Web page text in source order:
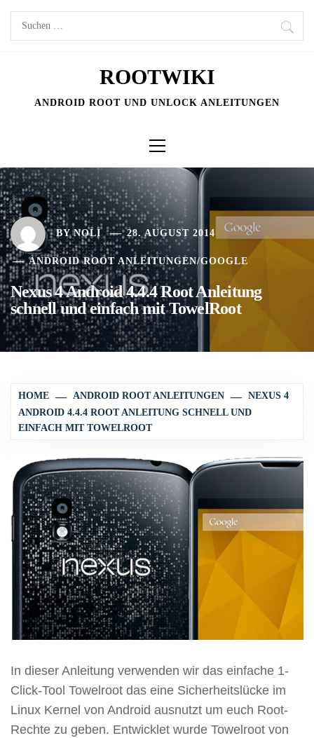
Skip
Suchen
nach:
ROOTWIKI
ANDROID ROOT UND UNLOCK ANLEITUNGEN
Menu
BYNOLI 28. AUGUST 2014
ANDROID ROOT ANLEITUNGEN/GOOGLE
Nexus 4 Android 4.4.4 Root Anleitung
schnell und einfach mit TowelRoot
HOME ANDROID ROOT ANLEITUNGEN
NEXUS 4
ANDROID 4.4.4 ROOT ANLEITUNG SCHNELL UND
EINFACH MIT TOWELROOT
In dieser Anleitung verwenden wir das einfache 1-
Click-Tool Towelroot das eine Sicherheitslücke im
Linux Kernel von Android ausnutzt um euch Root-
Rechte zu geben. Entwicklet wurde Towelroot von